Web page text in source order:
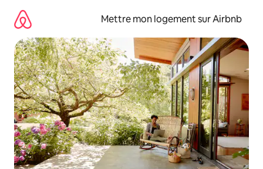
directement
contenu
Mettre mon logement sur Airbnb